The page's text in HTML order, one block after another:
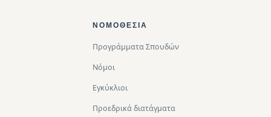
ΝΟΜΟΘΕΣΊΑ
Προγράμματα Σπουδών
Νόμοι
Εγκύκλιοι
Προεδρικά διατάγματα